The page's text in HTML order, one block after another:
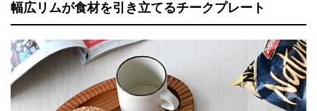
幅広リムが食材を引き立てるチークプレート